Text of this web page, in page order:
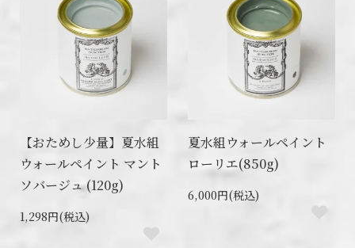
【おためし少量】夏水組
ウォールペイント マント
ソバージュ (120g)
1,298円(税込)
夏水組ウォールペイント
ローリエ(850g)
6,000円(税込)